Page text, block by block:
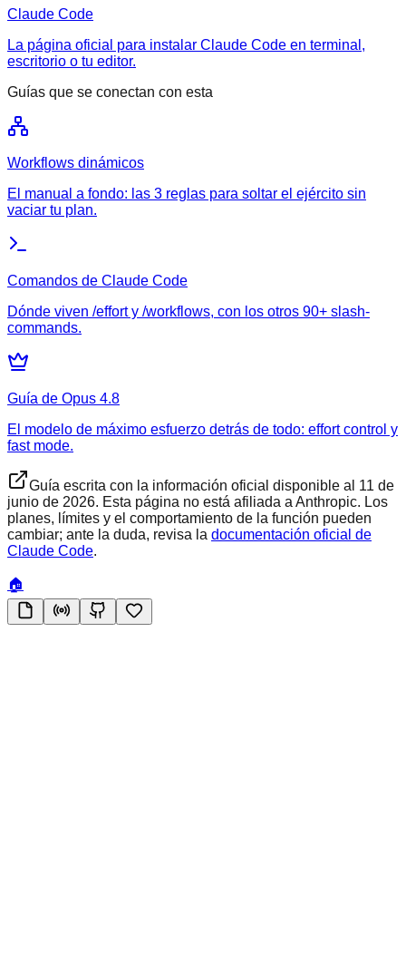
Claude Code
La página oficial para instalar Claude Code en terminal,
escritorio o tu editor.
Guías que se conectan con esta
Workflows dinámicos
El manual a fondo: las 3 reglas para soltar el ejército sin
vaciar tu plan.
Comandos de Claude Code
Dónde viven /effort y /workflows, con los otros 90+ slash-
commands.
Guía de Opus 4.8
El modelo de máximo esfuerzo detrás de todo: effort control y
fast mode.
Guía escrita con la información oficial disponible al 11 de
junio de 2026. Esta página no está afiliada a Anthropic. Los
planes, límites y el comportamiento de la función pueden
cambiar; ante la duda, revisa la documentación oficial de
Claude Code.
🏠